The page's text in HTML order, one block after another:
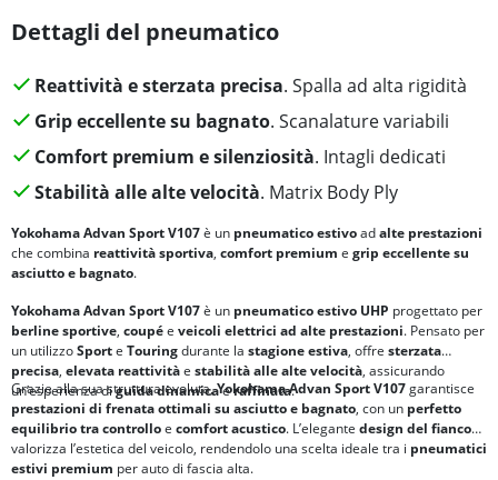
Dettagli del pneumatico
Reattività e sterzata precisa. Spalla ad alta rigidità
Grip eccellente su bagnato. Scanalature variabili
Comfort premium e silenziosità. Intagli dedicati
Stabilità alle alte velocità. Matrix Body Ply
Yokohama Advan Sport V107è un pneumatico estivoadalte prestazioni
che combina reattività sportiva, comfort premium e grip eccellente su
asciutto e bagnato.
Yokohama Advan Sport V107è un pneumatico estivo UHP progettato per
berline sportive, coupée veicoli elettrici ad alte prestazioni. Pensato per
un utilizzoSporte Touringdurante la stagione estiva, offre sterzata
precisa, elevata reattivitàe stabilità alle alte velocità, assicurando
un’esperienza diguida dinamicaeraffinata.
Grazie alla sua struttura evoluta,Yokohama Advan Sport V107garantisce
prestazioni di frenata ottimali su asciutto e bagnato, con un perfetto
equilibrio tracontrolloe comfort acustico. L’elegante design del fianco
valorizza l’estetica del veicolo, rendendolo una scelta ideale tra i pneumatici
estivi premium per auto di fascia alta.